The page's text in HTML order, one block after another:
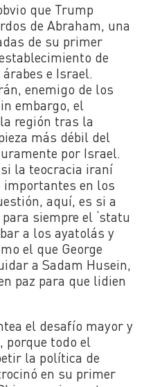
que Trump
de Abraham, una
de su primer
de
e Israel.
enemigo de los
embargo, el
región tras la
más débil del
por Israel.
la teocracia iraní
importantes en los
aquí, es si a
siempre el ‘statu
a los ayatolás y
el que George
a Sadam Husein,
paz para que lidien
el desafío mayor y
porque todo el
la política de
en su primer